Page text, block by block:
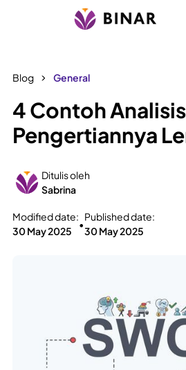
Blog General
4 Contoh
Pengertiannya
Ditulis oleh
Sabrina
Modified date:
30 May 2025
•
Published date:
30 May 2025